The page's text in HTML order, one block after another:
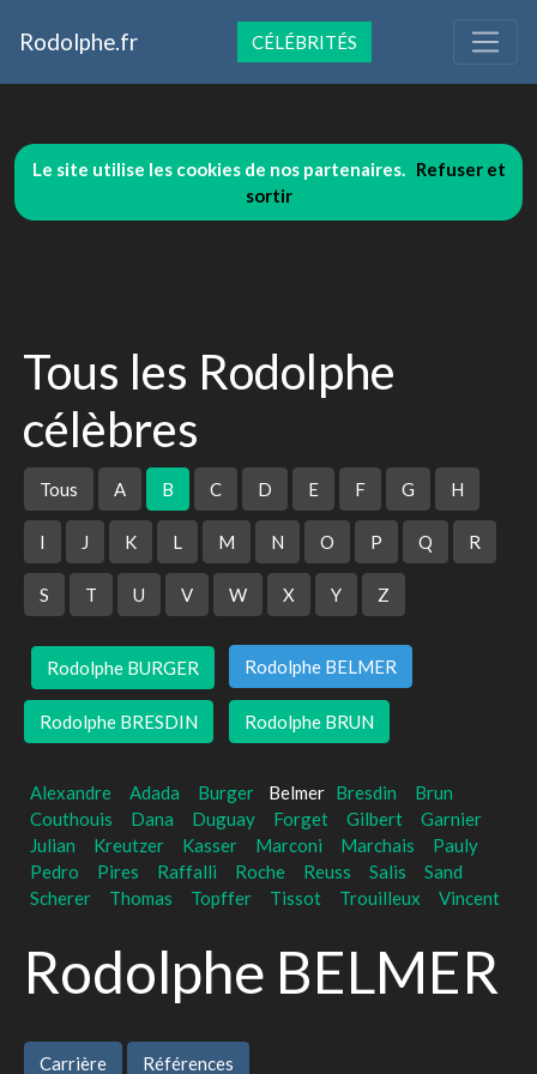
Le site utilise les cookies de nos partenaires. Refuser et
sortir
Rodolphe.fr CÉLÉBRITÉS
Tous les Rodolphe
célèbres
Tous A B C D E F G H
I J K L M N O P Q R
S T U V W X Y Z
Rodolphe BURGER Rodolphe BELMER
Rodolphe BRESDIN Rodolphe BRUN
Alexandre Adada Burger Belmer Bresdin
Brun
Couthouis
Dana Duguay Forget Gilbert
Garnier
Julian
Kreutzer Kasser Marconi Marchais
Pauly
Pedro
Pires Raffalli Roche Reuss Salis
Sand
Scherer
Thomas Topffer Tissot Trouilleux Vincent
Rodolphe BELMER
Carrière Références